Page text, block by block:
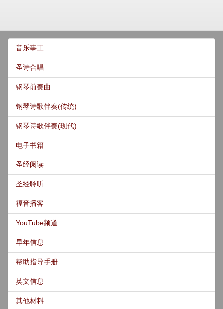
音乐事工
圣诗合唱
钢琴前奏曲
钢琴诗歌伴奏(传统)
钢琴诗歌伴奏(现代)
电子书籍
圣经阅读
圣经聆听
福音播客
YouTube频道
早年信息
帮助指导手册
英文信息
其他材料